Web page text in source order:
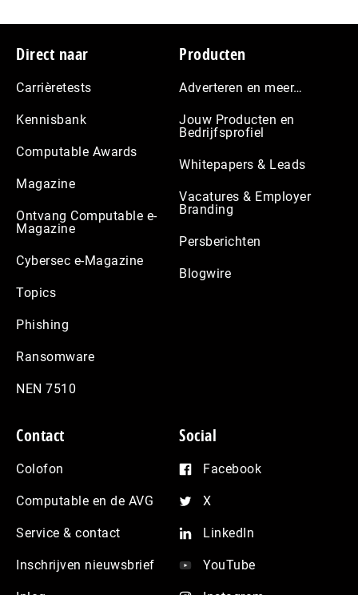
Footer
Direct naar
Carrièretests
Kennisbank
Computable Awards
Magazine
Ontvang Computable e-
Magazine
Cybersec e-Magazine
Topics
Phishing
Ransomware
NEN 7510
Producten
Adverteren en meer…
Jouw Producten en
Bedrijfsprofiel
Whitepapers & Leads
Vacatures & Employer
Branding
Persberichten
Blogwire
Contact
Colofon
Computable en de AVG
Service & contact
Inschrijven nieuwsbrief
Social
Facebook
X
LinkedIn
YouTube